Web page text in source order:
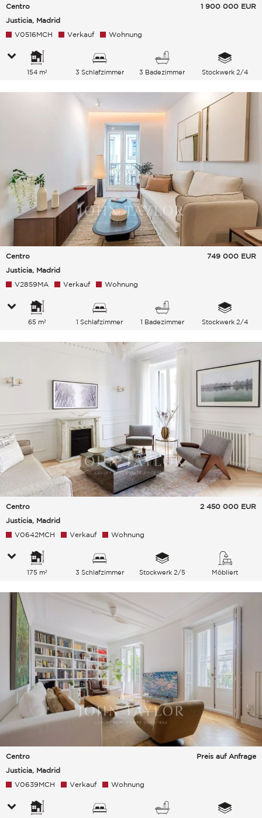
Centro
Justicia, Madrid
1 900 000 EUR
V0516MCH Verkauf Wohnung
154 m² 3 Schlafzimmer 3 Badezimmer Stockwerk 2/4
Centro
Justicia, Madrid
749 000 EUR
V2859MA Verkauf Wohnung
65 m² 1 Schlafzimmer 1 Badezimmer Stockwerk 2/4
Centro
Justicia, Madrid
2 450 000 EUR
V0642MCH Verkauf Wohnung
175 m² 3 Schlafzimmer Stockwerk 2/5 Möbliert
Centro
Justicia, Madrid
Preis auf Anfrage
V0639MCH Verkauf Wohnung